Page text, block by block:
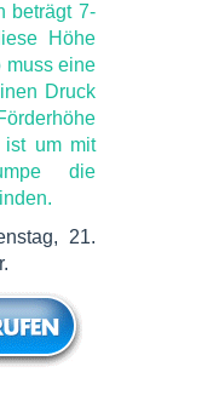
beträgt 7-
Höhe
muss eine
Druck
ist um mit
die
21.